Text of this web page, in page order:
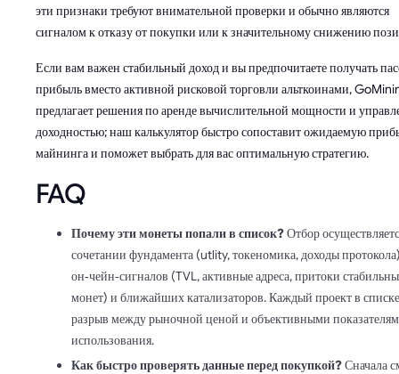
эти признаки требуют внимательной проверки и обычно являются
сигналом к отказу от покупки или к значительному снижению
Если вам важен стабильный доход и вы предпочитаете получать
прибыль вместо активной рисковой торговли альткоинами,
предлагает решения по аренде вычислительной мощности и
доходностью; наш калькулятор быстро сопоставит ожидаемую
майнинга и поможет выбрать для вас оптимальную стратегию.
FAQ
Почему эти монеты попали в список?Отбор
сочетании фундамента (utlity, токеномика, доходы
он‑чейн‑сигналов (TVL, активные адреса, притоки
монет) и ближайших катализаторов. Каждый проект в
разрыв между рыночной ценой и объективными
использования.
Как быстро проверять данные перед покупкой?Сначала